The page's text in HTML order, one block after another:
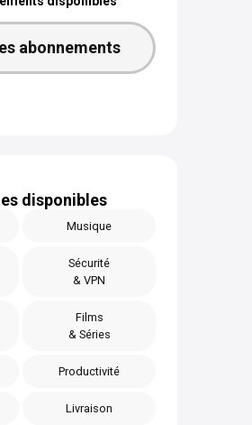
abonnements
disponibles
Musique
Sécurité
& VPN
Films
& Séries
Productivité
Livraison